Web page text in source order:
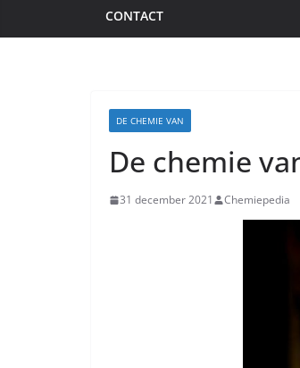
CONTACT
DE CHEMIE VAN
De chemie
31 december 2021 Chemiepedia